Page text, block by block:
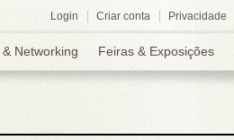
Login Criar conta Privacidade
Networking Feiras & Exposições